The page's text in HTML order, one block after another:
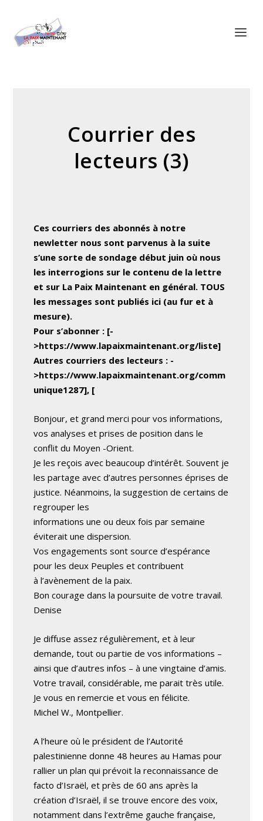
Courrier des
lecteurs (3)
Ces courriers des abonnés à notre
newletter nous sont parvenus à la suite
s’une sorte de sondage début juin où nous
les interrogions sur le contenu de la lettre
et sur La Paix Maintenant en général. TOUS
les messages sont publiés ici (au fur et à
mesure).
Pour s’abonner : [-
>https://www.lapaixmaintenant.org/liste]
Autres courriers des lecteurs : -
>https://www.lapaixmaintenant.org/comm
unique1287], [
Bonjour, et grand merci pour vos informations,
vos analyses et prises de position dans le
conflit du Moyen -Orient.
Je les reçois avec beaucoup d’intérêt. Souvent je
les partage avec d’autres personnes éprises de
justice. Néanmoins, la suggestion de certains de
regrouper les
informations une ou deux fois par semaine
éviterait une dispersion.
Vos engagements sont source d’espérance
pour les deux Peuples et contribuent
à l’avènement de la paix.
Bon courage dans la poursuite de votre travail.
Denise
Je diffuse assez régulièrement, et à leur
demande, tout ou partie de vos informations –
ainsi que d’autres infos – à une vingtaine d’amis.
Votre travail, considérable, me parait très utile.
Je vous en remercie et vous en félicite.
Michel W., Montpellier.
A l’heure où le président de l’Autorité
palestinienne donne 48 heures au Hamas pour
rallier un plan qui prévoit la reconnaissance de
facto d’Israël, et près de 60 ans après la
création d’Israël, il se trouve encore des voix,
notamment dans l’extrême gauche française,